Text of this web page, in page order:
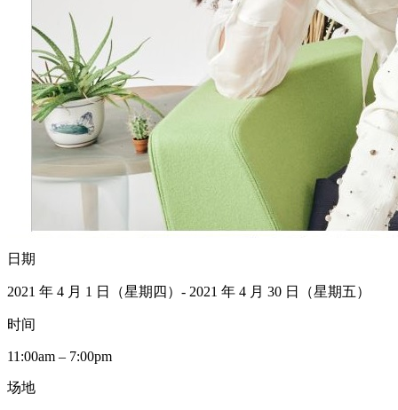
日期
2021 年 4 月 1 日（星期四）- 2021 年 4 月 30 日（星期五）
时间
11:00am – 7:00pm
场地